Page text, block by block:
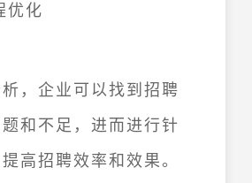
优化
，企业可以找到招聘
和不足，进而进行针
高招聘效率和效果。